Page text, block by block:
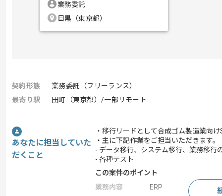
業務委託
目黒（東京都）
契約形態
業務委託（フリーランス）
最寄り駅
田町（東京都）/一部リモート
あなたに担当していた
だくこと
・移行リードとして合成ゴム製造業向
・主に下記作業をご担当いただきます。
- データ移行、システム移行、業務移行
- 各種テスト
この案件のポイント
業務内容
ERP